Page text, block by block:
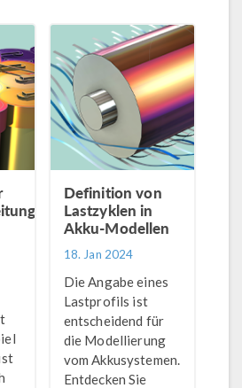
Elektrofahrzeuge.
Simulationen
können
Batterieentwicklern
dabei helfen,
Herausforderungen
beim Design zu
untersuchen.
Definition von
Lastzyklen in
Akku-Modellen
18. Jan 2024
Die Angabe eines
Lastprofils ist
entscheidend für
die Modellierung
vom Akkusystemen.
Entdecken Sie